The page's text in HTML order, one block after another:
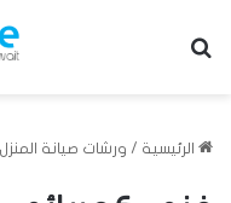
الرئيسية / ورشات صيانة المنزل